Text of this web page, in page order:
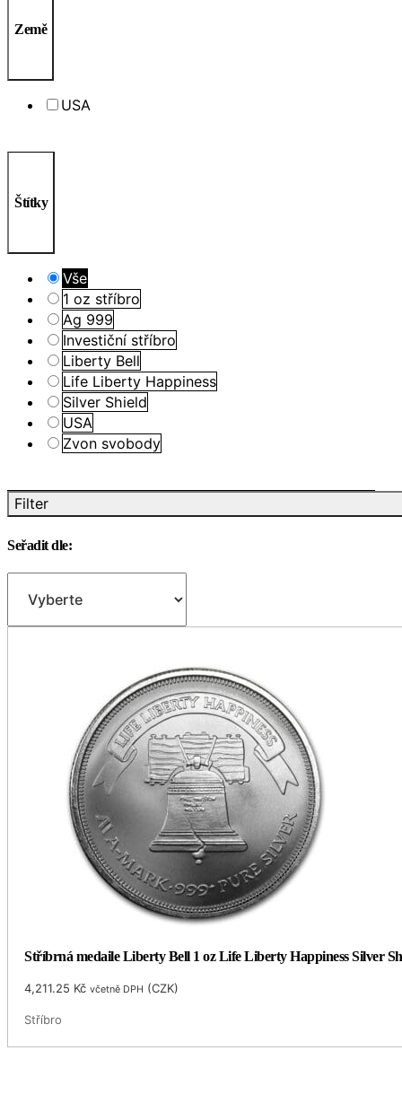
Země
USA
Štítky
Vše
1 oz stříbro
Ag 999
Investiční stříbro
Liberty Bell
Life Liberty Happiness
Silver Shield
USA
Zvon svobody
Filter
Seřadit dle:
Stříbrná medaile Liberty Bell 1 oz Life Liberty Happiness Silver
4,211.25 Kč včetně DPH (CZK)
Stříbro